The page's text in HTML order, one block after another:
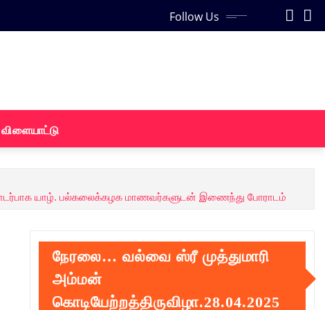
Follow Us
விளையாட்டு
யாழ். பல்கலைக்கழக மாணவர்களுடன் இணைந்து போராடம்
நேரலை… வல்வை ஸ்ரீ முத்துமாரி
அம்மன்
கொடியேற்றத்திருவிழா.28.04.2025